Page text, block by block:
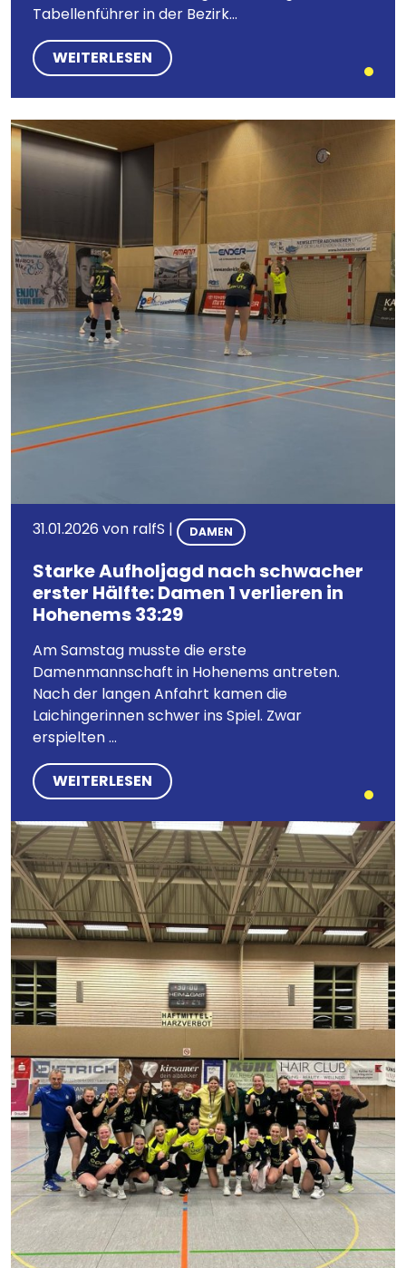
Tabellenführer in der Bezirk...
WEITERLESEN
31.01.2026 von ralfS | DAMEN
Starke Aufholjagd nach schwacher
erster Hälfte: Damen 1 verlieren in
Hohenems 33:29
Am Samstag musste die erste
Damenmannschaft in Hohenems antreten.
Nach der langen Anfahrt kamen die
Laichingerinnen schwer ins Spiel. Zwar
erspielten ...
WEITERLESEN